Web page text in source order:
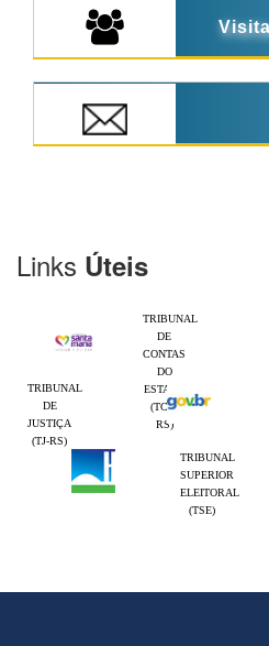
Links Úteis
TRIBUNAL
DE
CONTAS
DO
ESTADO
(TCE-
RS)
TRIBUNAL
DE
JUSTIÇA
(TJ-RS)
TRIBUNAL
SUPERIOR
ELEITORAL
(TSE)